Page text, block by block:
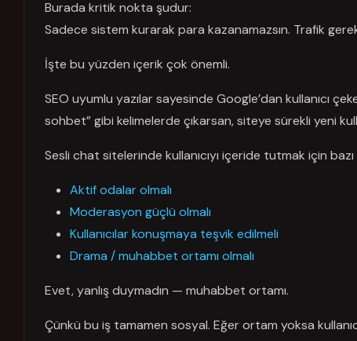
Burada kritik nokta şudur:
Sadece sistem kurarak para kazanamazsın. Trafik
İşte bu yüzden içerik çok önemli.
SEO uyumlu yazılar sayesinde Google’dan kullanıcı
sohbet” gibi kelimelerde çıkarsan, siteye sürekli yeni
Sesli chat sitelerinde kullanıcıyı içeride tutmak için
Aktif odalar olmalı
Moderasyon güçlü olmalı
Kullanıcılar konuşmaya teşvik edilmeli
Drama / muhabbet ortamı olmalı
Evet, yanlış duymadın — muhabbet ortamı.
Çünkü bu iş tamamen sosyal. Eğer ortam yoksa